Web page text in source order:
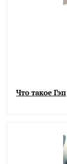
Что такое Гэп